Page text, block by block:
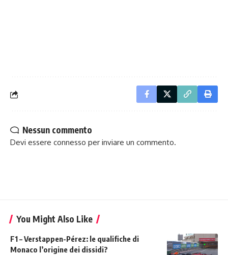
Nessun commento
Devi essere connesso per inviare un commento.
You Might Also Like
F1 – Verstappen-Pérez: le qualifiche di
Monaco l’origine dei dissidi?